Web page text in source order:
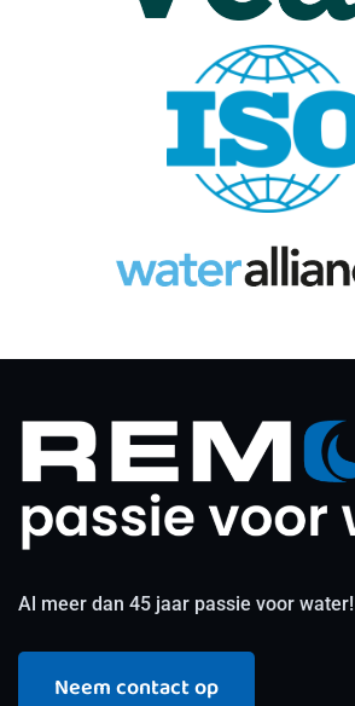
Al meer dan 45 jaar passie voor water!
Neem contact op